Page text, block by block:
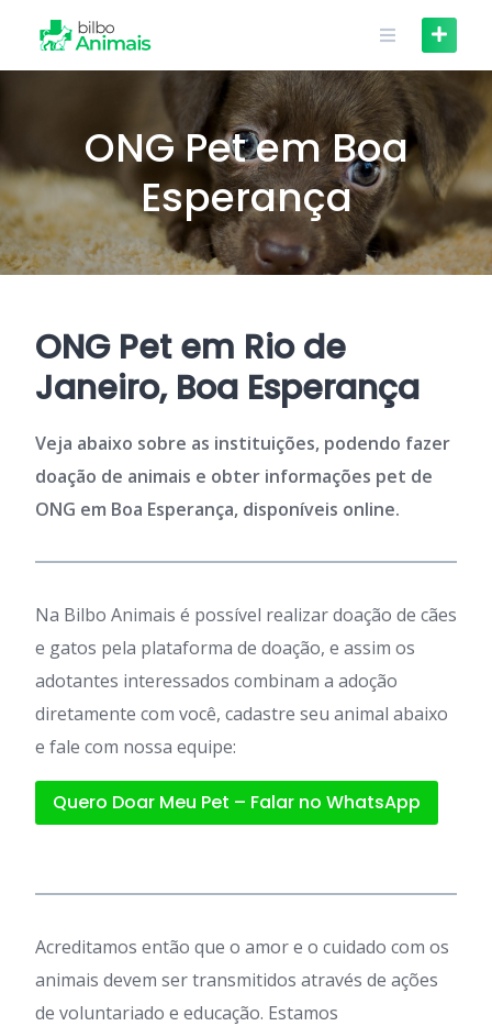
content
ONG Pet em Boa
Esperança
ONG Pet em Rio de
Janeiro, Boa Esperança
Veja abaixo sobre as instituições, podendo fazer
doação de animais e obter informações pet de
ONG em Boa Esperança, disponíveis online.
Na Bilbo Animais é possível realizar doação de cães
e gatos pela plataforma de doação, e assim os
adotantes interessados combinam a adoção
diretamente com você, cadastre seu animal abaixo
e fale com nossa equipe:
Quero Doar Meu Pet – Falar no WhatsApp
Acreditamos então que o amor e o cuidado com os
animais devem ser transmitidos através de ações
de voluntariado e educação. Estamos